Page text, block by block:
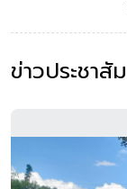
ข่าวประชา